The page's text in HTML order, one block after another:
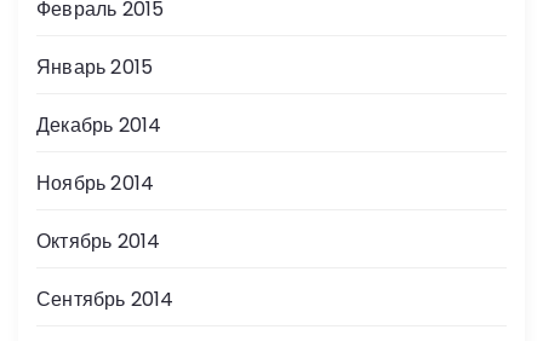
Февраль 2015
Январь 2015
Декабрь 2014
Ноябрь 2014
Октябрь 2014
Сентябрь 2014